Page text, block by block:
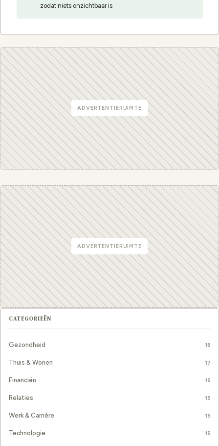
zodat niets onzichtbaar is
ADVERTENTIERUIMTE
ADVERTENTIERUIMTE
CATEGORIEËN
Gezondheid 18
Thuis & Wonen 17
Financiën 15
Relaties 15
Werk & Carrière 15
Technologie 15